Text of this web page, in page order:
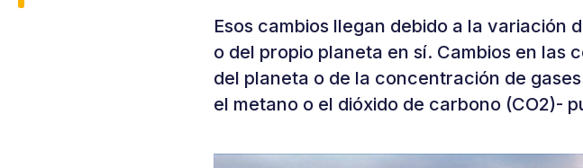
Esos cambios llegan debido a la variación
o del propio planeta en sí. Cambios en
del planeta o de la concentración de
el metano o el dióxido de carbono (CO2)-